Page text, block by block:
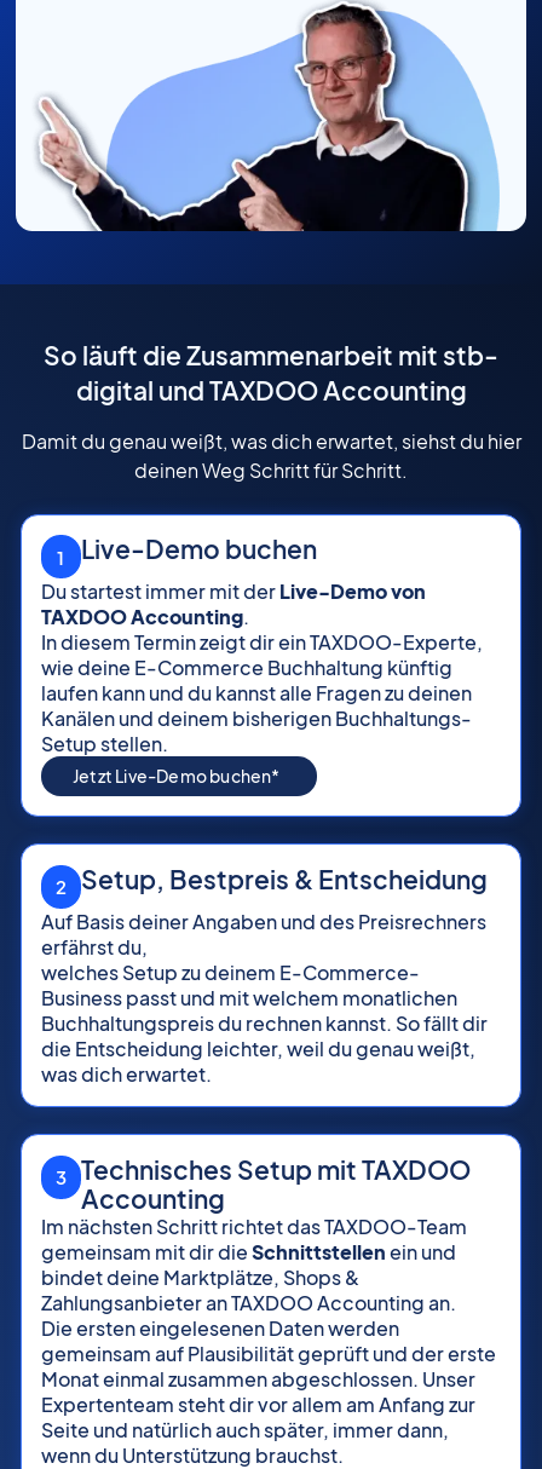
So läuft die Zusammenarbeit mit stb-
digital und TAXDOO Accounting
Damit du genau weißt, was dich erwartet, siehst du hier
deinen Weg Schritt für Schritt.
1 Live-Demo buchen
Du startest immer mit derLive-Demo von
TAXDOO Accounting.
In diesem Termin zeigt dir ein TAXDOO-Experte,
wie deine E-Commerce Buchhaltung künftig
laufen kann und du kannst alle Fragen zu deinen
Kanälen und deinem bisherigen Buchhaltungs-
Setup stellen.
Jetzt Live-Demo buchen*
2 Setup, Bestpreis & Entscheidung
Auf Basis deiner Angaben und des Preisrechners
erfährst du,
welches Setup zu deinem E-Commerce-
Business passt und mit welchem monatlichen
Buchhaltungspreis du rechnen kannst. So fällt dir
die Entscheidung leichter, weil du genau weißt,
was dich erwartet.
3
Technisches Setup mit TAXDOO
Accounting
Im nächsten Schritt richtet das TAXDOO-Team
gemeinsam mit dir dieSchnittstellenein und
bindet deine Marktplätze, Shops &
Zahlungsanbieter an TAXDOO Accounting an.
Die ersten eingelesenen Daten werden
gemeinsam auf Plausibilität geprüft und der erste
Monat einmal zusammen abgeschlossen. Unser
Expertenteam steht dir vor allem am Anfang zur
Seite und natürlich auch später, immer dann,
wenn du Unterstützung brauchst.